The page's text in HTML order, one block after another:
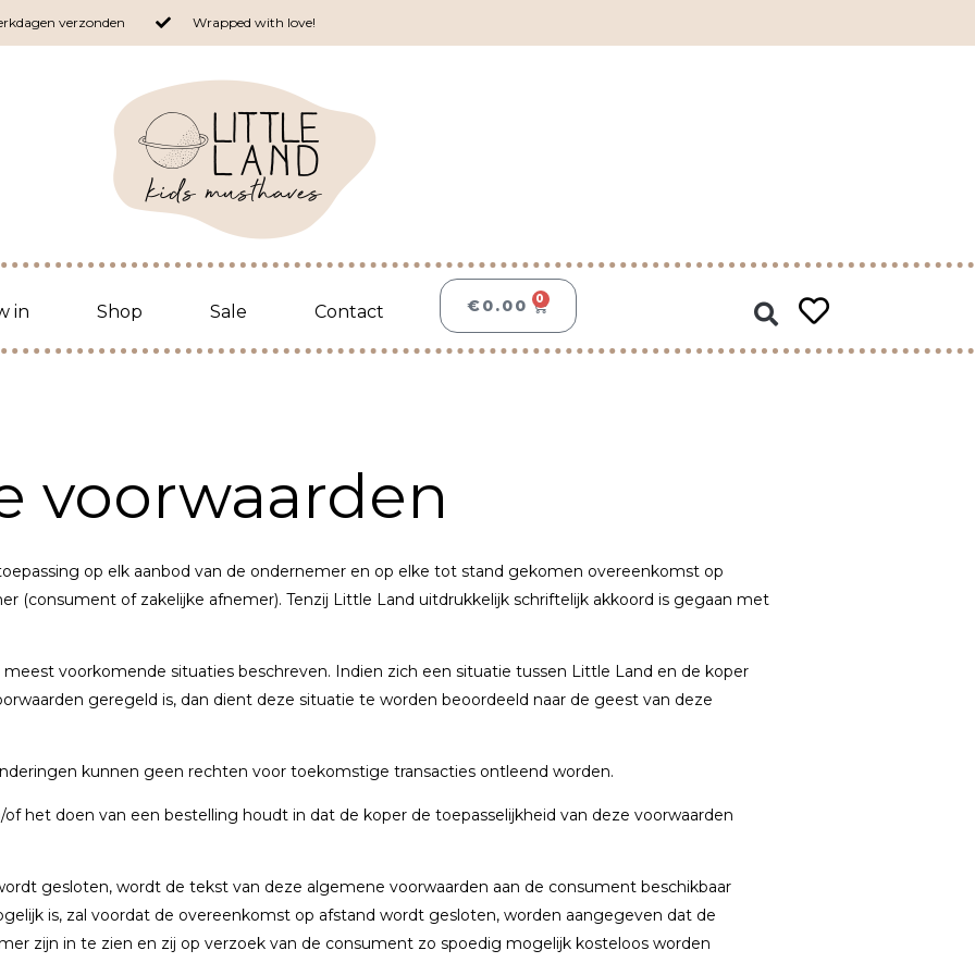
verzonden Wrapped with love!
in Shop Sale Contact €0.00 0WINKELWAGEN Zoeken
voorwaarden
op elk aanbod van de ondernemer en op elke tot stand gekomen overeenkomst op
(consument of zakelijke afnemer). Tenzij Little Land uitdrukkelijk schriftelijk akkoord is gegaan met
voorkomende situaties beschreven. Indien zich een situatie tussen Little Land en de koper
geregeld is, dan dient deze situatie te worden beoordeeld naar de geest van deze
kunnen geen rechten voor toekomstige transacties ontleend worden.
het doen van een bestelling houdt in dat de koper de toepasselijkheid van deze voorwaarden
gesloten, wordt de tekst van deze algemene voorwaarden aan de consument beschikbaar
is, zal voordat de overeenkomst op afstand wordt gesloten, worden aangegeven dat de
zijn in te zien en zij op verzoek van de consument zo spoedig mogelijk kosteloos worden